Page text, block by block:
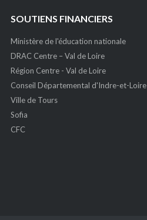
SOUTIENS FINANCIERS
Ministère de l'éducation nationale
DRAC Centre – Val de Loire
Région Centre - Val de Loire
Conseil Départemental d'Indre-et-Loire
Ville de Tours
Sofia
CFC